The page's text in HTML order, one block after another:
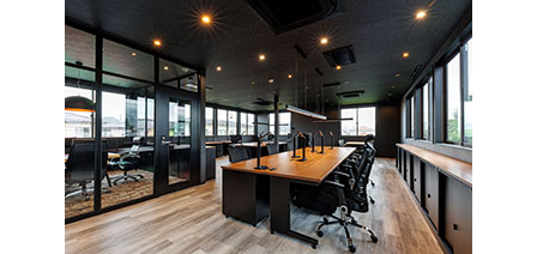
ゲーミングチェア
AIMchair(エイムチェア)
デザイナーズチェア
ロビーチェア